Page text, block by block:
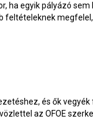
ha egyik pályázó
feltételeknek
és ők
az OFOE